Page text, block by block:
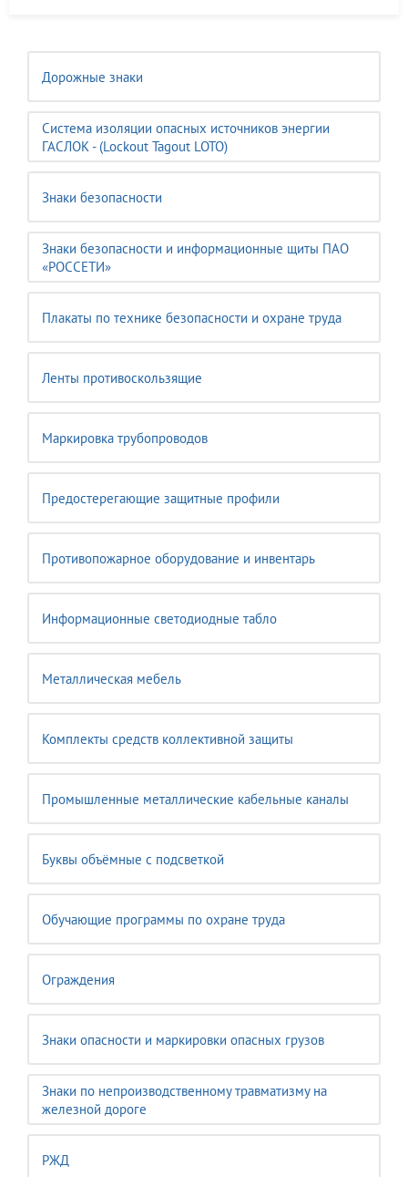
Дорожные знаки
Система изоляции опасных источников энергии
ГАСЛОК - (Lockout Tagout LOTO)
Знаки безопасности
Знаки безопасности и информационные щиты ПАО
«РОССЕТИ»
Плакаты по технике безопасности и охране труда
Ленты противоскользящие
Маркировка трубопроводов
Предостерегающие защитные профили
Противопожарное оборудование и инвентарь
Информационные светодиодные табло
Металлическая мебель
Комплекты средств коллективной защиты
Промышленные металлические кабельные каналы
Буквы объёмные с подсветкой
Обучающие программы по охране труда
Ограждения
Знаки опасности и маркировки опасных грузов
Знаки по непроизводственному травматизму на
железной дороге
РЖД